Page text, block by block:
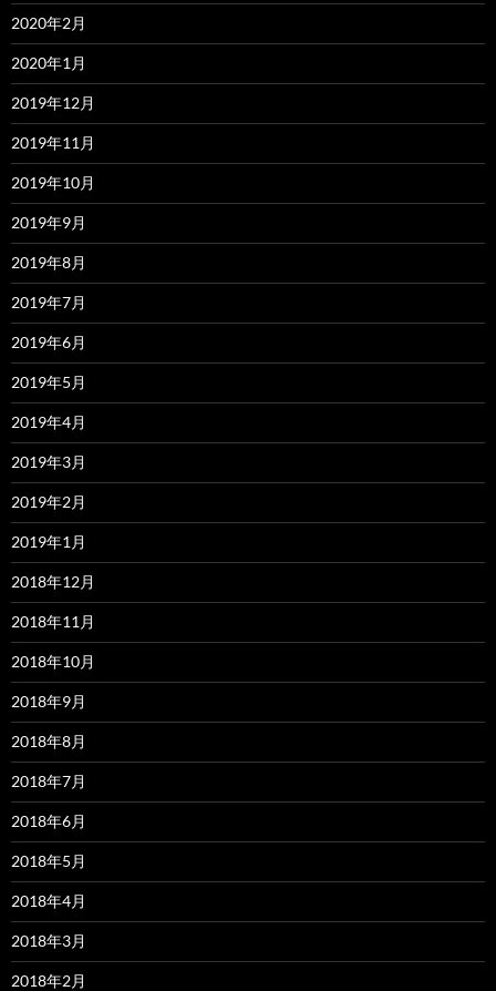
2020年2月
2020年1月
2019年12月
2019年11月
2019年10月
2019年9月
2019年8月
2019年7月
2019年6月
2019年5月
2019年4月
2019年3月
2019年2月
2019年1月
2018年12月
2018年11月
2018年10月
2018年9月
2018年8月
2018年7月
2018年6月
2018年5月
2018年4月
2018年3月
2018年2月